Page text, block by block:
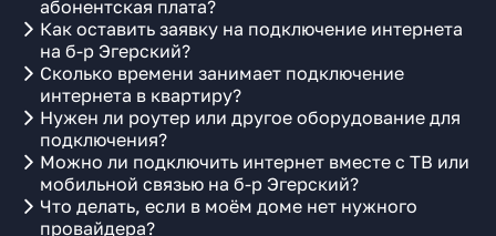
абонентская плата?
Как оставить заявку на подключение интернета
на б-р Эгерский?
Сколько времени занимает подключение
интернета в квартиру?
Нужен ли роутер или другое оборудование для
подключения?
Можно ли подключить интернет вместе с ТВ или
мобильной связью на б-р Эгерский?
Что делать, если в моём доме нет нужного
провайдера?